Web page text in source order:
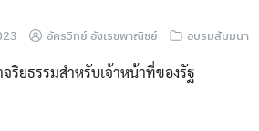
อัครวิทย์ อังเรขพาณิชย์ อบรมสัมมนา
ริยธรรมสำหรับเจ้าหน้าที่ของรัฐ